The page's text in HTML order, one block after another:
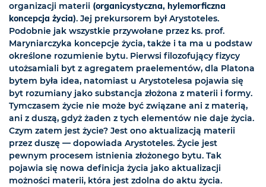
organizacji materii (organicystyczna, hylemorficzna
koncepcja życia). Jej prekursorem był Arystoteles.
Podobnie jak wszystkie przywołane przez ks. prof.
Maryniarczyka koncepcje życia, także i ta ma u podstaw
określone rozumienie bytu. Pierwsi filozofujący fizycy
utożsamiali byt z agregatem praelementów, dla Platona
bytem była idea, natomiast u Arystotelesa pojawia się
byt rozumiany jako substancja złożona z materii i formy.
Tymczasem życie nie może być związane ani z materią,
ani z duszą, gdyż żaden z tych elementów nie daje życia.
Czym zatem jest życie? Jest ono aktualizacją materii
przez duszę — dopowiada Arystoteles. Życie jest
pewnym procesem istnienia złożonego bytu. Tak
pojawia się nowa definicja życia jako aktualizacji
możności materii, która jest zdolna do aktu życia.